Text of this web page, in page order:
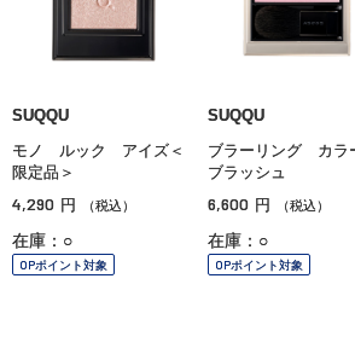
SUQQU
モノ ルック アイズ＜
限定品＞
4,290 円 （税込）
在庫：○
OPポイント対象
SUQQU
ブラーリング カ
ブラッシュ
6,600 円 （税込）
在庫：○
OPポイント対象